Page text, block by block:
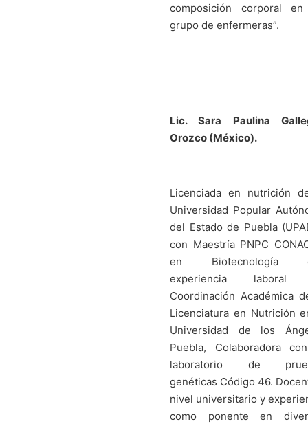
composición corporal
grupo de enfermeras”.
Lic. Sara Paulina
Orozco (México).
Licenciada en nutrición
Universidad Popular
del Estado de Puebla
con Maestría PNPC
en Biotecnología
experiencia laboral
Coordinación Académica
Licenciatura en Nutrición
Universidad de los
Puebla, Colaboradora
laboratorio de
genéticas Código 46.
nivel universitario y
como ponente en